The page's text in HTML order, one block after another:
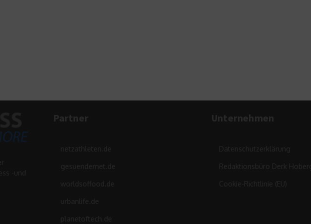
-und
Partner
netzathleten.de
gesuendernet.de
worldsoffood.de
urbanlife.de
planetoftech.de
Unternehmen
Datenschutzerklärung
Redaktionsbüro Derk
Cookie-Richtlinie (EU)